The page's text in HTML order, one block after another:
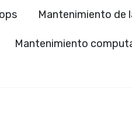
Mantenimiento de
Mantenimiento